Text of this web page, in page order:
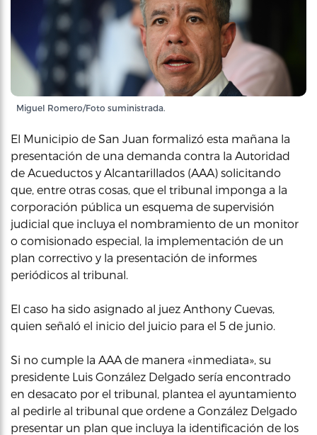
Miguel Romero/Foto suministrada.
El Municipio de San Juan formalizó esta mañana la
presentación de una demanda contra la Autoridad
de Acueductos y Alcantarillados (AAA) solicitando
que, entre otras cosas, que el tribunal imponga a la
corporación pública un esquema de supervisión
judicial que incluya el nombramiento de un monitor
o comisionado especial, la implementación de un
plan correctivo y la presentación de informes
periódicos al tribunal.
El caso ha sido asignado al juez Anthony Cuevas,
quien señaló el inicio del juicio para el 5 de junio.
Si no cumple la AAA de manera «inmediata», su
presidente Luis González Delgado sería encontrado
en desacato por el tribunal, plantea el ayuntamiento
al pedirle al tribunal que ordene a González Delgado
presentar un plan que incluya la identificación de los